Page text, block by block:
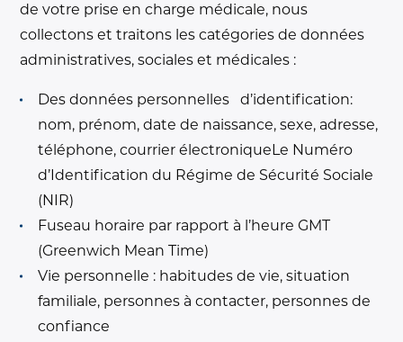
de votre prise en charge médicale, nous
collectons et traitons les catégories de données
administratives, sociales et médicales :
Des données personnelles d’identification:
nom, prénom, date de naissance, sexe, adresse,
téléphone, courrier électroniqueLe Numéro
d’Identification du Régime de Sécurité Sociale
(NIR)
Fuseau horaire par rapport à l’heure GMT
(Greenwich Mean Time)
Vie personnelle : habitudes de vie, situation
familiale, personnes à contacter, personnes de
confiance